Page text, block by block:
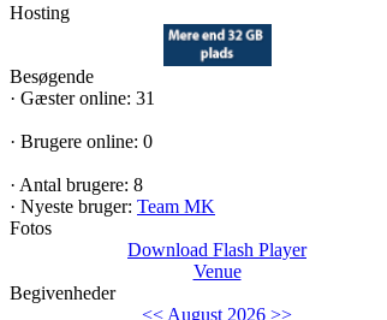
Hosting
Besøgende
· Gæster online: 31
· Brugere online: 0
· Antal brugere: 8
· Nyeste bruger: Team MK
Fotos
Download Flash Player
Venue
Begivenheder
<< August 2026 >>